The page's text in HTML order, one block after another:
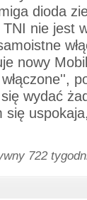
dioda
nie jest
nowy
wydać
się
722